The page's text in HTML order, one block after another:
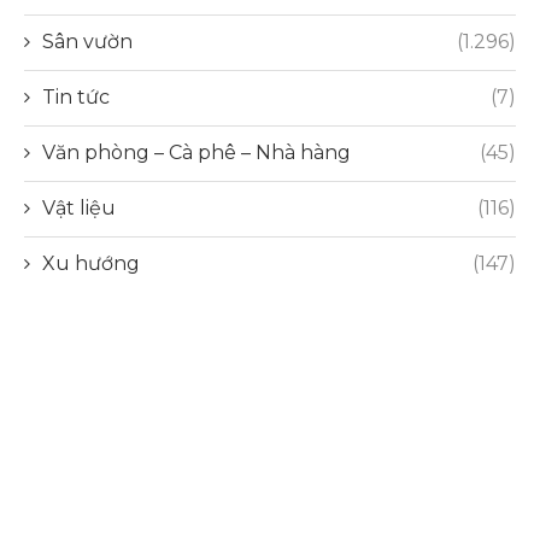
Sân vườn (1.296)
Tin tức (7)
Văn phòng – Cà phê – Nhà hàng (45)
Vật liệu (116)
Xu hướng (147)